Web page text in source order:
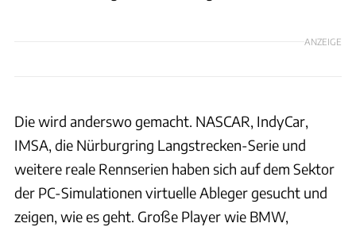
ANZEIGE
Die wird anderswo gemacht. NASCAR, IndyCar,
IMSA, die Nürburgring Langstrecken-Serie und
weitere reale Rennserien haben sich auf dem Sektor
der PC-Simulationen virtuelle Ableger gesucht und
zeigen, wie es geht. Große Player wie BMW,